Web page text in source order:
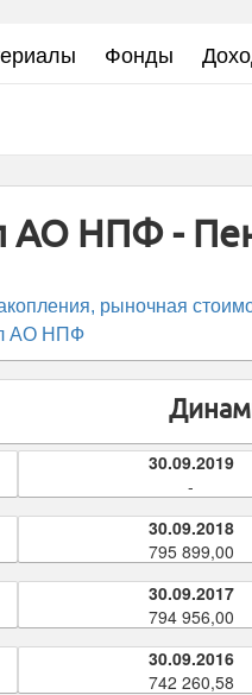
Фонды
АО НПФ -
рыночная
АО НПФ
30.09.2019
-
30.09.2018
795 899,00
30.09.2017
794 956,00
30.09.2016
742 260,58